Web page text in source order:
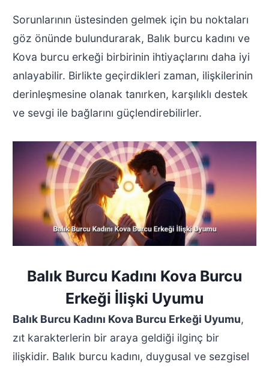
Sorunlarının üstesinden gelmek için bu noktaları
göz önünde bulundurarak, Balık burcu kadını ve
Kova burcu erkeği birbirinin ihtiyaçlarını daha iyi
anlayabilir. Birlikte geçirdikleri zaman, ilişkilerinin
derinleşmesine olanak tanırken, karşılıklı destek
ve sevgi ile bağlarını güçlendirebilirler.
Balık Burcu Kadını Kova Burcu
Erkeği İlişki Uyumu
Balık Burcu Kadını Kova Burcu Erkeği Uyumu,
zıt karakterlerin bir araya geldiği ilginç bir
ilişkidir. Balık burcu kadını, duygusal ve sezgisel